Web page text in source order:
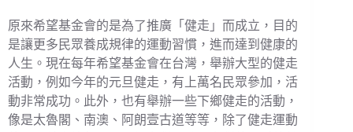
原來希望基金會的是為了推廣「健走」而成立，目的
是讓更多民眾養成規律的運動習慣，進而達到健康的
人生。現在每年希望基金會在台灣，舉辦大型的健走
活動，例如今年的元旦健走，有上萬名民眾參加，活
動非常成功。此外，也有舉辦一些下鄉健走的活動，
像是太魯閣、南澳、阿朗壹古道等等，除了健走運動